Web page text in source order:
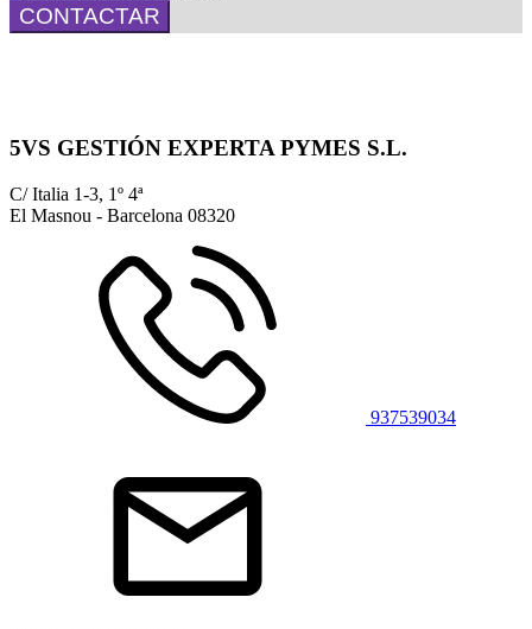
CONTACTAR
5VS GESTIÓN EXPERTA PYMES S.L.
C/ Italia 1-3, 1º 4ª
El Masnou - Barcelona 08320
937539034